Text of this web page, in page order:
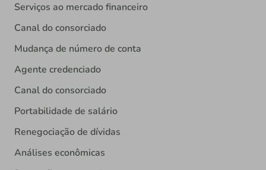
Serviços ao mercado financeiro
Canal do consorciado
Mudança de número de conta
Agente credenciado
Canal do consorciado
Portabilidade de salário
Renegociação de dívidas
Análises econômicas